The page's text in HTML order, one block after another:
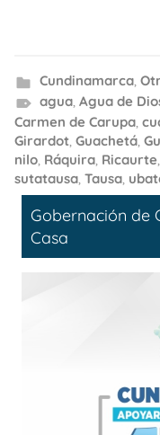
Cundinamarca,
agua, Agua de
Carmen de Carupa,
Girardot, Guachetá,
nilo, Ráquira, Ricaurte,
sutatausa, Tausa,
Gobernación de
Casa